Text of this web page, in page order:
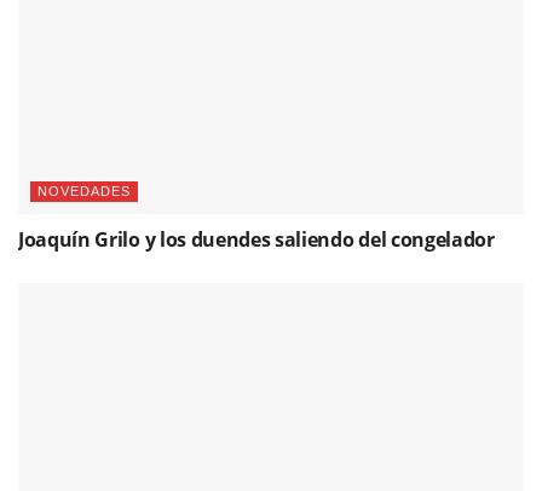
NOVEDADES
Joaquín Grilo y los duendes saliendo del congelador